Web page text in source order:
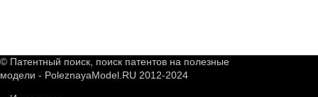
© Патентный поиск, поиск патентов на полезные
модели - PoleznayaModel.RU 2012-2024